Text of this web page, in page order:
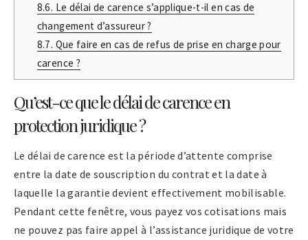
8.6. Le délai de carence s’applique-t-il en cas de
changement d’assureur ?
8.7. Que faire en cas de refus de prise en charge pour
carence ?
Qu’est-ce que le délai de carence en
protection juridique ?
Le délai de carence est la période d’attente comprise
entre la date de souscription du contrat et la date à
laquelle la garantie devient effectivement mobilisable.
Pendant cette fenêtre, vous payez vos cotisations mais
ne pouvez pas faire appel à l’assistance juridique de votre